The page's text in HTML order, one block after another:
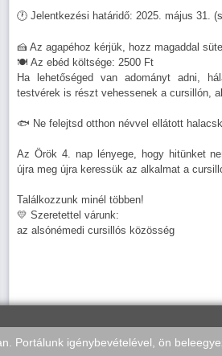
🕐 Jelentkezési határidő: 2025. május 31.
🍰 Az agapéhoz kérjük, hozz magaddal
🍽 Az ebéd költsége: 2500 Ft
Ha lehetőséged van adományt adni,
testvérek is részt vehessenek a cursillón,
🐟 Ne felejtsd otthon névvel ellátott
Az Örök 4. nap lényege, hogy hitünket
újra meg újra keressük az alkalmat a
Találkozzunk minél többen!
💛 Szeretettel várunk:
az alsónémedi cursillós közösség
Portálunk igénybevételével, ön